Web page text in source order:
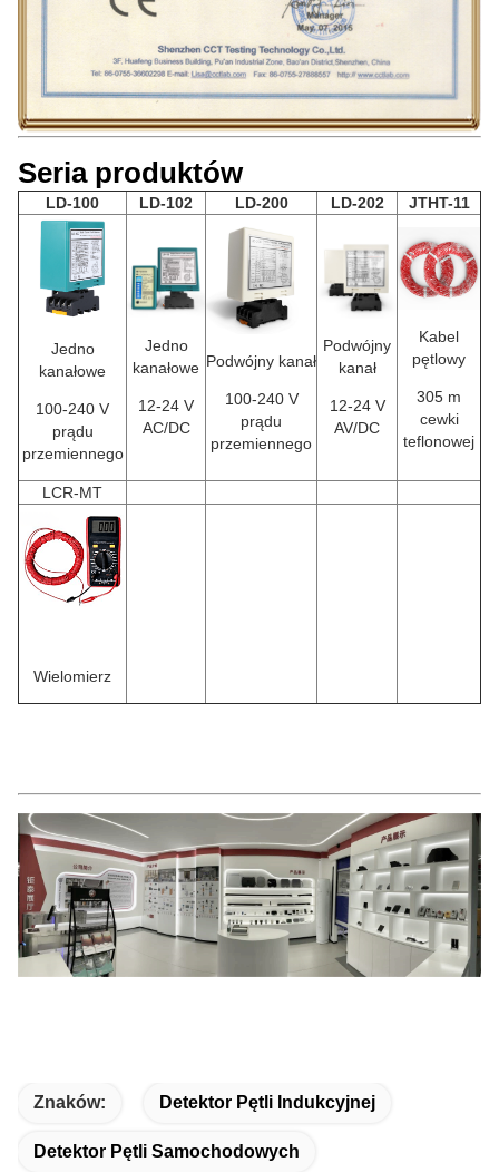
Seria produktów
LD-100 LD-102 LD-200 LD-202 JTHT-11
Jedno
kanałowe
100-240 V
prądu
przemiennego
Jedno
kanałowe
12-24 V
AC/DC
Podwójny kanał
100-240 V
prądu
przemiennego
Podwójny
kanał
12-24 V
AV/DC
Kabel
pętlowy
305 m
cewki
teflonowej
LCR-MT
Wielomierz
Znaków: Detektor Pętli Indukcyjnej
Detektor Pętli Samochodowych